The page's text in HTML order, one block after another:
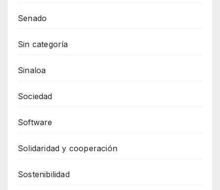
Senado
Sin categoría
Sinaloa
Sociedad
Software
Solidaridad y cooperación
Sostenibilidad